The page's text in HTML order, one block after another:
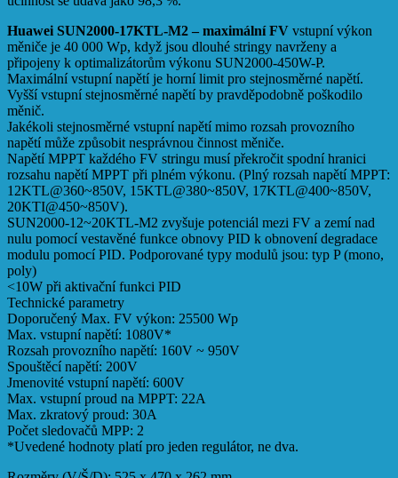
Huawei SUN2000-17KTL-M2 – maximální FV vstupní výkon
měniče je 40 000 Wp, když jsou dlouhé stringy navrženy a
připojeny k optimalizátorům výkonu SUN2000-450W-P.
Maximální vstupní napětí je horní limit pro stejnosměrné napětí.
Vyšší vstupní stejnosměrné napětí by pravděpodobně poškodilo
měnič.
Jakékoli stejnosměrné vstupní napětí mimo rozsah provozního
napětí může způsobit nesprávnou činnost měniče.
Napětí MPPT každého FV stringu musí překročit spodní hranici
rozsahu napětí MPPT při plném výkonu. (Plný rozsah napětí MPPT:
12KTL@360~850V, 15KTL@380~850V, 17KTL@400~850V,
20KTI@450~850V).
SUN2000-12~20KTL-M2 zvyšuje potenciál mezi FV a zemí nad
nulu pomocí vestavěné funkce obnovy PID k obnovení degradace
modulu pomocí PID. Podporované typy modulů jsou: typ P (mono,
poly)
<10W při aktivační funkci PID
Technické parametry
Doporučený Max. FV výkon: 25500 Wp
Max. vstupní napětí: 1080V*
Rozsah provozního napětí: 160V ~ 950V
Spouštěcí napětí: 200V
Jmenovité vstupní napětí: 600V
Max. vstupní proud na MPPT: 22A
Max. zkratový proud: 30A
Počet sledovačů MPP: 2
*Uvedené hodnoty platí pro jeden regulátor, ne dva.